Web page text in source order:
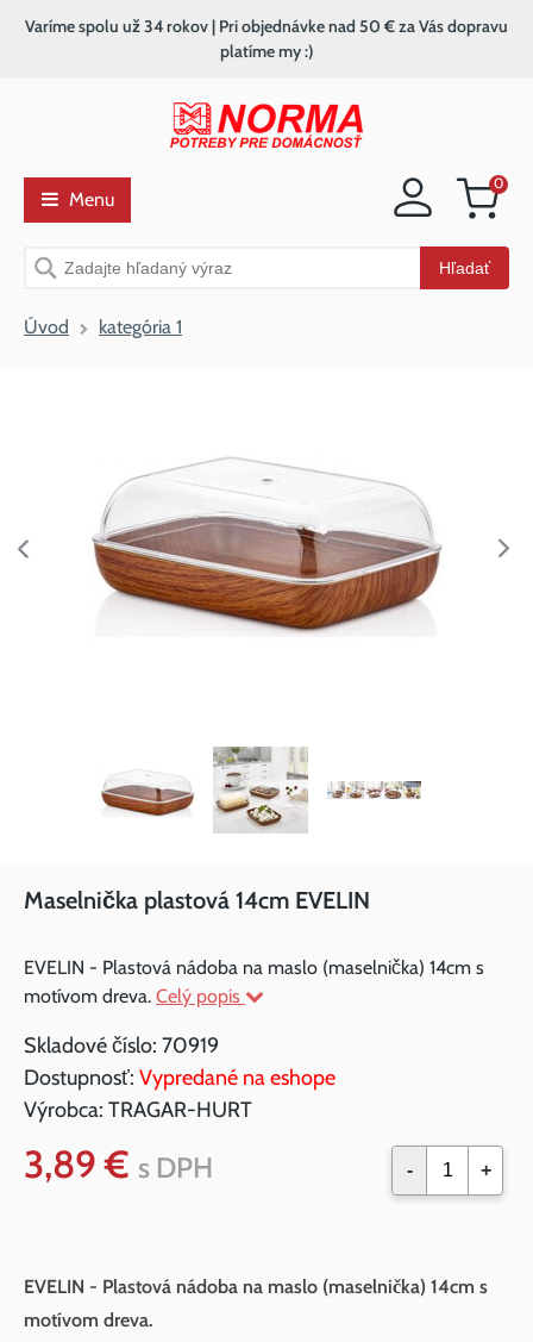
Nákupný
0
Vyhľadávanie Hľadať
Varíme spolu už 34 rokov | Pri objednávke nad 50 € za Vás dopravu
platíme my :)
Menu
Úvod kategória 1
Maselnička plastová 14cm EVELIN
EVELIN - Plastová nádoba na maslo (maselnička) 14cm s
motívom dreva. Celý popis
Skladové číslo: 70919
Dostupnosť: Vypredané na eshope
Výrobca: TRAGAR-HURT
3,89 € s DPH - +
EVELIN - Plastová nádoba na maslo (maselnička) 14cm s
motívom dreva.